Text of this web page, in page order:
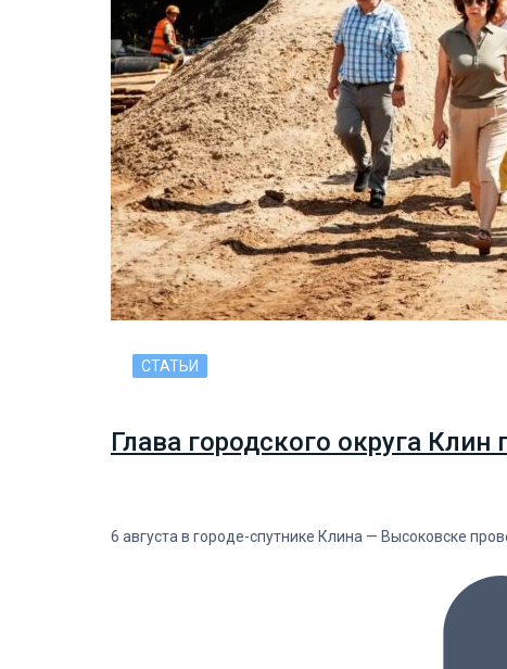
СТАТЬИ
Глава городского округа
6 августа в городе-спутнике Клина — Высоковске